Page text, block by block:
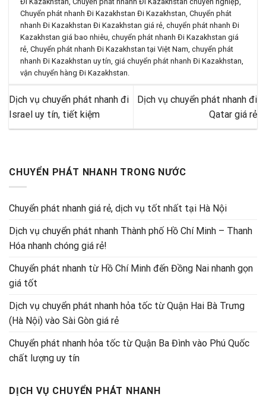
Chuyển phát nhanh Đi Kazakhstan Đi Kazakhstan,Chuyển phát
nhanh Đi Kazakhstan Đi Kazakhstan giá rẻ,chuyển phát nhanh Đi
Kazakhstan giá bao nhiêu,chuyển phát nhanh Đi Kazakhstan giá
rẻ,Chuyển phát nhanh Đi Kazakhstan tại Việt Nam,chuyển phát
nhanh Đi Kazakhstan uy tín,giá chuyển phát nhanh Đi Kazakhstan,
vận chuyển hàng Đi Kazakhstan.
Dịch vụ chuyển phát nhanh đi
Israel uy tín, tiết kiệm
Dịch vụ chuyển phát nhanh đi
Qatar giá rẻ
CHUYỂN PHÁT NHANH TRONG NƯỚC
Chuyển phát nhanh giá rẻ, dịch vụ tốt nhất tại Hà Nội
Dịch vụ chuyển phát nhanh Thành phố Hồ Chí Minh – Thanh
Hóa nhanh chóng giá rẻ!
Chuyển phát nhanh từ Hồ Chí Minh đến Đồng Nai nhanh gọn
giá tốt
Dịch vụ chuyển phát nhanh hỏa tốc từ Quận Hai Bà Trưng
(Hà Nội) vào Sài Gòn giá rẻ
Chuyển phát nhanh hỏa tốc từ Quận Ba Đình vào Phú Quốc
chất lượng uy tín
DỊCH VỤ CHUYỂN PHÁT NHANH